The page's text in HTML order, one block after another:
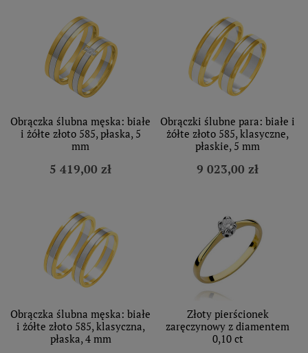
Obrączka ślubna męska: białe
i żółte złoto 585, płaska, 5
mm
5 419,00 zł
Obrączki ślubne para: białe i
żółte złoto 585, klasyczne,
płaskie, 5 mm
9 023,00 zł
Obrączka ślubna męska: białe
i żółte złoto 585, klasyczna,
płaska, 4 mm
Złoty pierścionek
zaręczynowy z diamentem
0,10 ct